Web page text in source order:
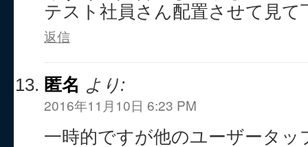
テスト社員さん配置させて見て
返信
匿名 より:
2016年11月10日 6:23 PM
一時的ですが他のユーザータッ